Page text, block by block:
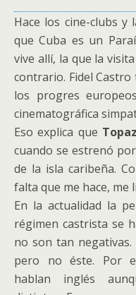
Hace los cine-clubs y
que Cuba es un
vive allí, la que la
contrario. Fidel
los progres
cinematográfica
Eso explica que Topaz
cuando se estrenó
de la isla caribeña.
falta que me hace, me
En la actualidad la
régimen castrista se
no son tan negativas.
pero no éste. Por
hablan inglés